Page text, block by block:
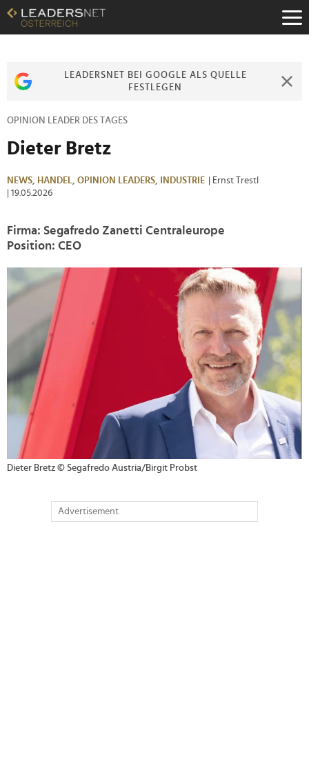
Zum
Inhalt
Zur
Zur
LEADERSNET BEI GOOGLE ALS QUELLE
FESTLEGEN
OPINION LEADER DES TAGES
Dieter Bretz
NEWS, HANDEL, OPINION LEADERS, INDUSTRIE
| Ernst Trestl
| 19.05.2026
Firma: Segafredo Zanetti Centraleurope
Position: CEO
Dieter Bretz © Segafredo Austria/Birgit Probst
Advertisement